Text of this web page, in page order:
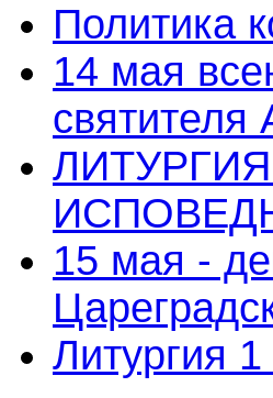
Политика
14 мая
святителя
15 мая -
Литургия